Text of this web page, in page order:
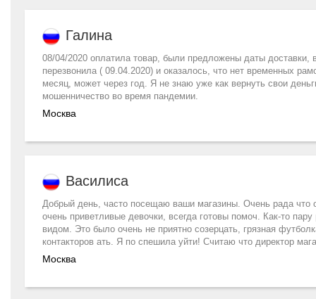
Галина
08/04/2020 оплатила товар, были предложены даты доставки,
перезвонила ( 09.04.2020) и оказалось, что нет временных
месяц, может через год. Я не знаю уже как вернуть свои
мошенничество во время пандемии.
Москва
Василиса
Добрый день, часто посещаю ваши магазины. Очень рада
очень приветливые девочки, всегда готовы помоч. Как-то
видом. Это было очень не приятно созерцать, грязная
контакторов ать. Я по спешила уйти! Считаю что директор
Москва